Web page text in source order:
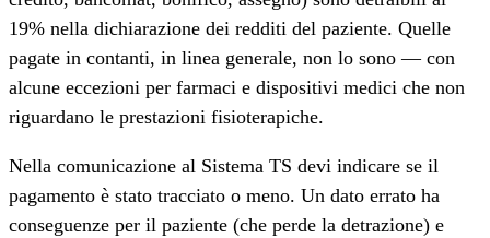
19% nella dichiarazione dei redditi del paziente. Quelle
pagate in contanti, in linea generale, non lo sono — con
alcune eccezioni per farmaci e dispositivi medici che non
riguardano le prestazioni fisioterapiche.
Nella comunicazione al Sistema TS devi indicare se il
pagamento è stato tracciato o meno. Un dato errato ha
conseguenze per il paziente (che perde la detrazione) e